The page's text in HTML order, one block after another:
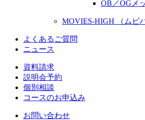
OB／OGメ
MOVIES-HIGH （ムビ
よくあるご質問
ニュース
資料請求
説明会予約
個別相談
コースのお申込み
お問い合わせ